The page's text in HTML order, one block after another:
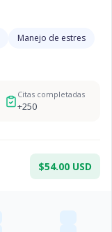
Manejo de estres
Citas completadas
+250
$54.00 USD